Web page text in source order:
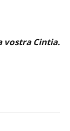
vostra Cintia.